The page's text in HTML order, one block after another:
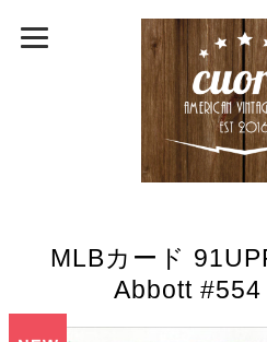
MLBカード
Abbott #554